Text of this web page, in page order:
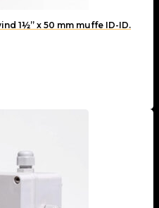
1½” x 50 mm muffe ID-ID.